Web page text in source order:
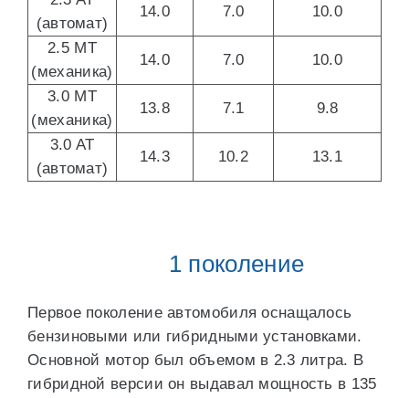
(автомат)
14.0 7.0 10.0
2.5 MT
(механика)
14.0 7.0 10.0
3.0 MT
(механика)
13.8 7.1 9.8
3.0 AT
(автомат)
14.3 10.2 13.1
1 поколение
Первое поколение автомобиля оснащалось
бензиновыми или гибридными установками.
Основной мотор был объемом в 2.3 литра. В
гибридной версии он выдавал мощность в 135